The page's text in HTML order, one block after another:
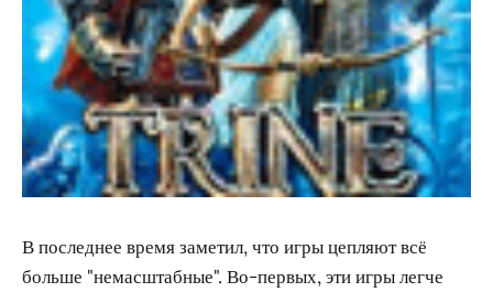
В последнее время заметил, что игры цепляют всё
больше "немасштабные". Во-первых, эти игры легче